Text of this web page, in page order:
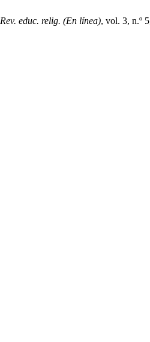
Rev. educ. relig. (En línea), vol. 3, n.º